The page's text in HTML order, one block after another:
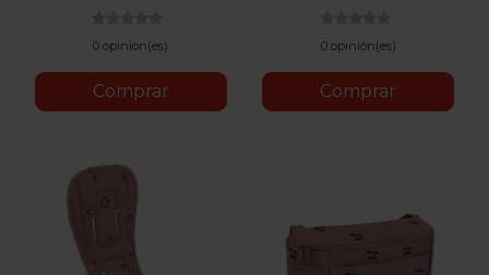
0 opinión(es)
Comprar
0 opinión(es)
Comprar